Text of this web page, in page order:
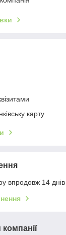
карту
впродовж 14
компанії